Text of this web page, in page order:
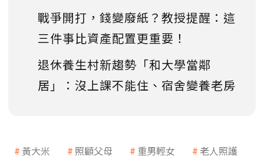
戰爭開打，錢變廢紙？教授提醒：這
三件事比資產配置更重要！
退休養生村新趨勢「和大學當鄰
居」：沒上課不能住、宿舍變養老房
黃大米 照顧父母 重男輕女
老人照護